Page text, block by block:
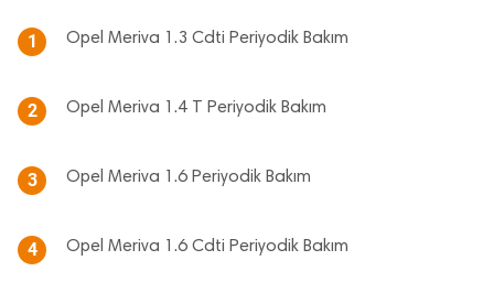
1 Opel Meriva 1.3 Cdti Periyodik Bakım
2 Opel Meriva 1.4 T Periyodik Bakım
3 Opel Meriva 1.6 Periyodik Bakım
4 Opel Meriva 1.6 Cdti Periyodik Bakım